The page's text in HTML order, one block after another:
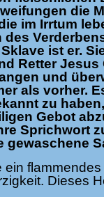
die
im Irrtum
des
ist er.
Retter
und
als vorher.
zu
Gebot
Sprichwort
gewaschene
ein
Dieses